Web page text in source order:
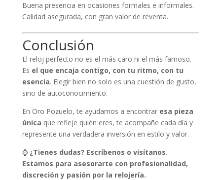
Buena presencia en ocasiones formales e informales.
Calidad asegurada, con gran valor de reventa.
Conclusión
El reloj perfecto no es el más caro ni el más famoso.
Es el que encaja contigo, con tu ritmo, con tu
esencia. Elegir bien no solo es una cuestión de gusto,
sino de autoconocimiento.
En Oro Pozuelo, te ayudamos a encontrar esa pieza
única que refleje quién eres, te acompañe cada día y
represente una verdadera inversión en estilo y valor.
⌚ ¿Tienes dudas? Escríbenos o visítanos.
Estamos para asesorarte con profesionalidad,
discreción y pasión por la relojería.